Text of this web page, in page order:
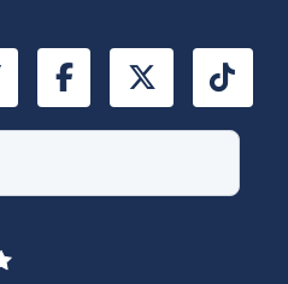
Xing FacebookTwitter